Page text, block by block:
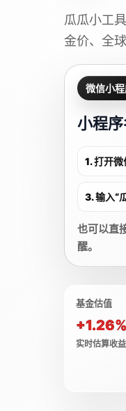
瓜瓜小工
金价、全
微信小
小程序
1. 打开微
3. 输入“
也可以直
醒。
基金估值
+1.26%
实时估算收益